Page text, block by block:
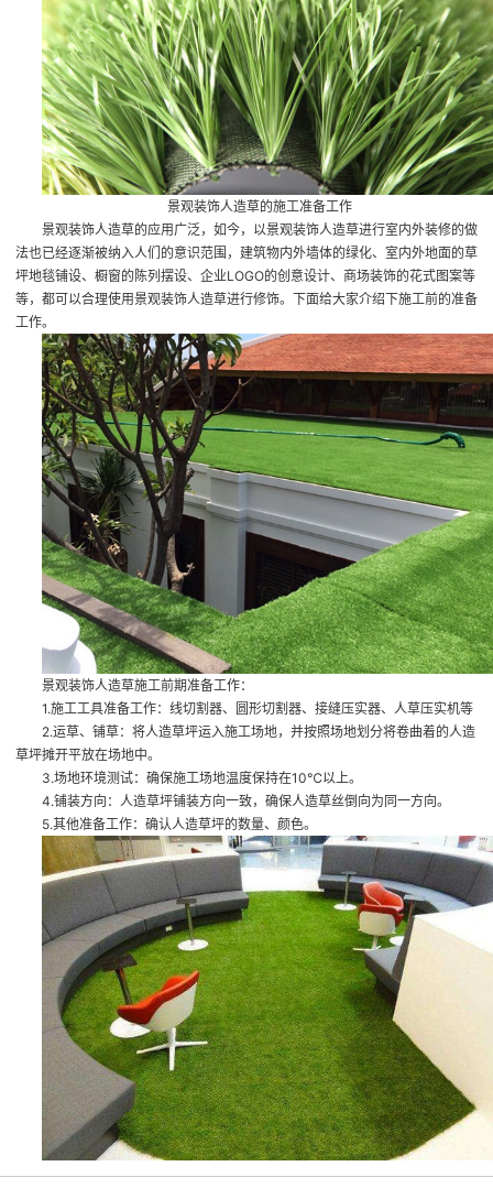
景观装饰人造草的施工准备工作
景观装饰人造草的应用广泛，如今，以景观装饰人造草进行室内外装修的做
法也已经逐渐被纳入人们的意识范围，建筑物内外墙体的绿化、室内外地面的草
坪地毯铺设、橱窗的陈列摆设、企业LOGO的创意设计、商场装饰的花式图案等
等，都可以合理使用景观装饰人造草进行修饰。下面给大家介绍下施工前的准备
工作。
景观装饰人造草施工前期准备工作：
1.施工工具准备工作：线切割器、圆形切割器、接缝压实器、人草压实机等
2.运草、铺草：将人造草坪运入施工场地，并按照场地划分将卷曲着的人造
草坪摊开平放在场地中。
3.场地环境测试：确保施工场地温度保持在10℃以上。
4.铺装方向：人造草坪铺装方向一致，确保人造草丝倒向为同一方向。
5.其他准备工作：确认人造草坪的数量、颜色。